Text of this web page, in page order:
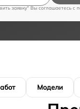
заявку" Вы соглашаетесь c
Модели